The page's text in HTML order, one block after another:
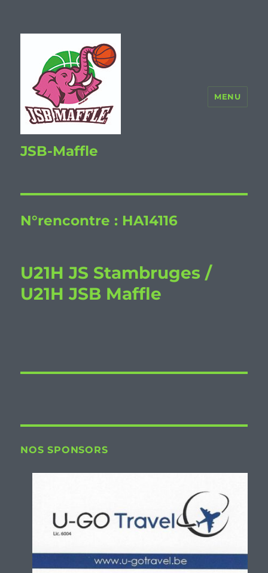
JSB-Maffle
MENU
N°rencontre : HA14116
U21H JS Stambruges /
U21H JSB Maffle
NOS SPONSORS